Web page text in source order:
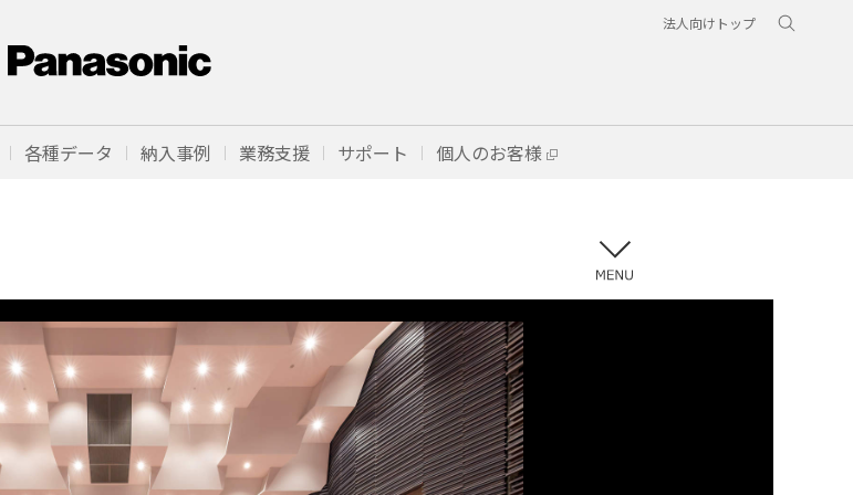
法人向けトップ
各種データ 納入事例 業務支援 サポート 個人のお客様